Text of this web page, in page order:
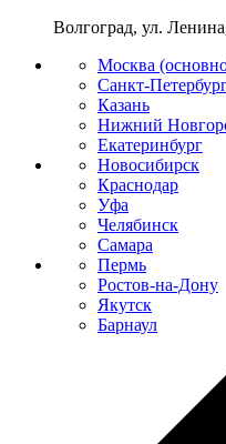
Волгоград, ул.
Москва
Санкт-
Казань
Нижний
Екатеринбург
Новосибирск
Краснодар
Уфа
Челябинск
Самара
Пермь
Ростов-на-Дону
Якутск
Барнаул